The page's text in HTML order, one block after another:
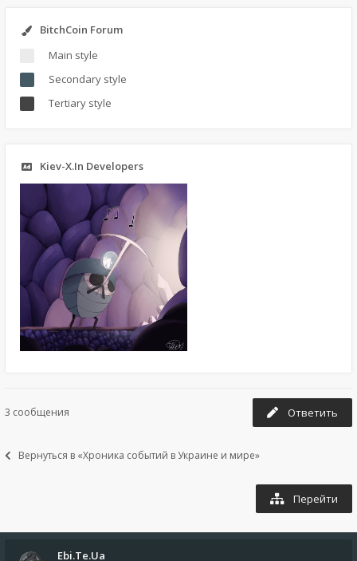
BitchCoin Forum
Main style
Secondary style
Tertiary style
Kiev-X.In Developers
3 сообщения Ответить
Вернуться в «Хроника событий в Украине и мире»
Перейти
Ebi.Te.Ua